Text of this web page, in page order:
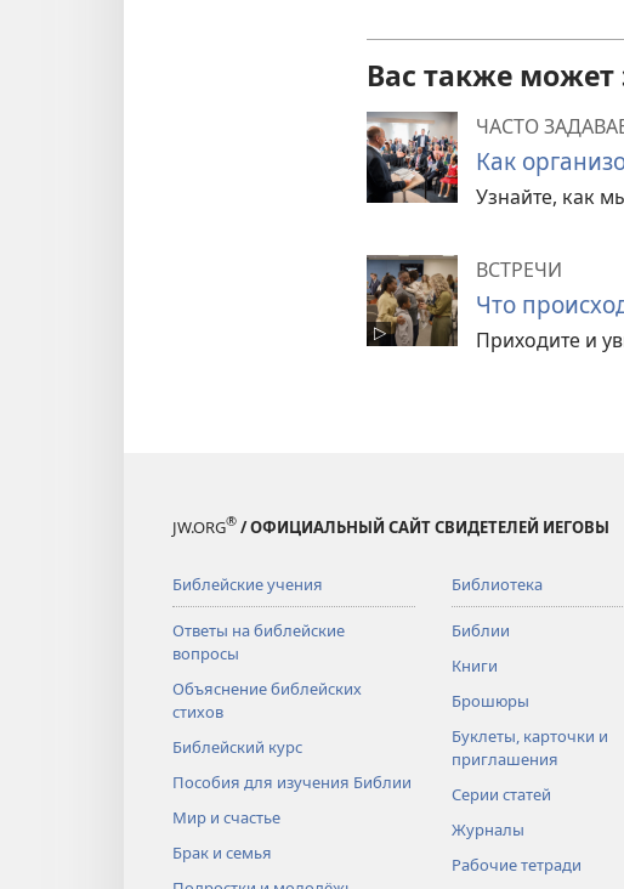
Вас также может
ЧАСТО
Как
Узнайте, как
ВСТРЕЧИ
Что
Приходите и
JW.ORG® / ОФИЦИАЛЬНЫЙ САЙТ СВИДЕТЕЛЕЙ ИЕГОВЫ
Библейские учения
Ответы на библейские
вопросы
Объяснение библейских
стихов
Библейский курс
Пособия для изучения Библии
Мир и счастье
Брак и семья
Библиотека
Библии
Книги
Брошюры
Буклеты, карточки и
приглашения
Серии статей
Журналы
Рабочие тетради